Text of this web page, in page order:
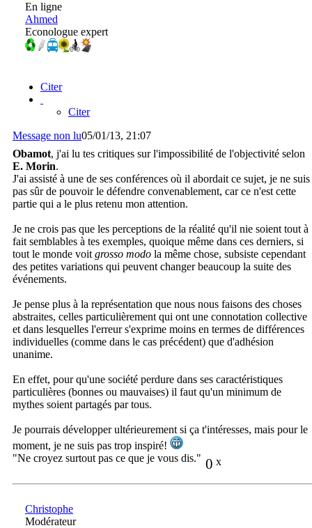
En ligne
Ahmed
Econologue expert
Citer
Citer
Message non lu05/01/13, 21:07
Obamot, j'ai lu tes critiques sur l'impossibilité de l'objectivité selon
E. Morin.
J'ai assisté à une de ses conférences où il abordait ce sujet, je ne suis
pas sûr de pouvoir le défendre convenablement, car ce n'est cette
partie qui a le plus retenu mon attention.
Je ne crois pas que les perceptions de la réalité qu'il nie soient tout à
fait semblables à tes exemples, quoique même dans ces derniers, si
tout le monde voit grosso modo la même chose, subsiste cependant
des petites variations qui peuvent changer beaucoup la suite des
événements.
Je pense plus à la représentation que nous nous faisons des choses
abstraites, celles particulièrement qui ont une connotation collective
et dans lesquelles l'erreur s'exprime moins en termes de différences
individuelles (comme dans le cas précédent) que d'adhésion
unanime.
En effet, pour qu'une société perdure dans ses caractéristiques
particulières (bonnes ou mauvaises) il faut qu'un minimum de
mythes soient partagés par tous.
Je pourrais développer ultérieurement si ça t'intéresses, mais pour le
moment, je ne suis pas trop inspiré!
0 x
"Ne croyez surtout pas ce que je vous dis."
Christophe
Modérateur